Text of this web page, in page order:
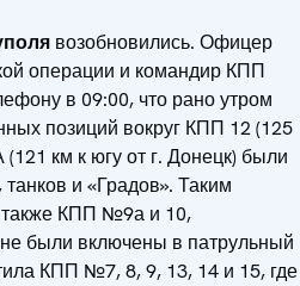
возобновились. Офицер
операции и командир КПП
в 09:00, что рано утром
позиций вокруг КПП 12 (125
(121 км к югу от г. Донецк) были
и «Градов». Таким
также КПП №9а и 10,
были включены в патрульный
КПП №7, 8, 9, 13, 14 и 15, где